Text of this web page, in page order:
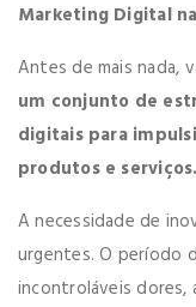
Marketing Digital
Antes de mais nada,
um conjunto de
digitais para
produtos e serviços.
A necessidade de
urgentes. O período
incontroláveis dores,